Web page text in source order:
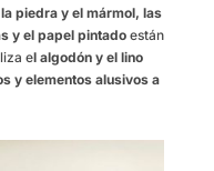
piedra y el mármol, las
y el papel pintadoestán
el algodón y el lino
y elementos alusivos a